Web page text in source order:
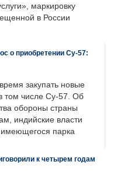
маркировку
в России
о приобретении Су-57:
закупать новые
том числе Су-57. Об
обороны страны
индийские власти
имеющегося парка
к четырем годам